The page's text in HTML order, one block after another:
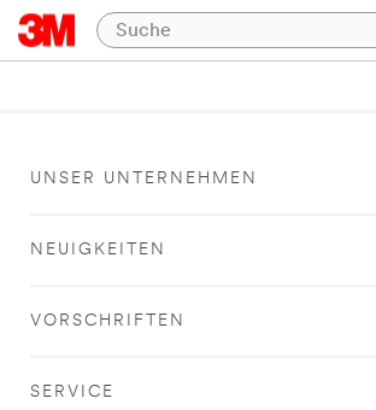
UNSER UNTERNEHMEN
NEUIGKEITEN
VORSCHRIFTEN
SERVICE